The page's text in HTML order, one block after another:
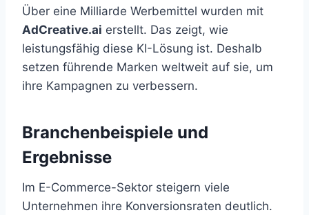
Über eine Milliarde Werbemittel wurden mit
AdCreative.ai erstellt. Das zeigt, wie
leistungsfähig diese KI-Lösung ist. Deshalb
setzen führende Marken weltweit auf sie, um
ihre Kampagnen zu verbessern.
Branchenbeispiele und
Ergebnisse
Im E-Commerce-Sektor steigern viele
Unternehmen ihre Konversionsraten deutlich.